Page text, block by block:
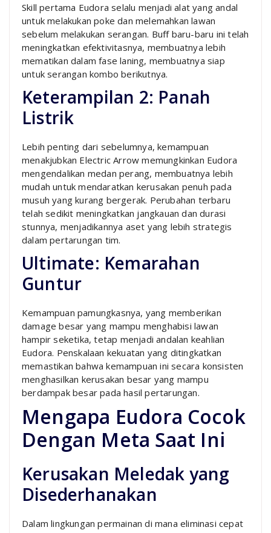
Skill pertama Eudora selalu menjadi alat yang andal
untuk melakukan poke dan melemahkan lawan
sebelum melakukan serangan. Buff baru-baru ini telah
meningkatkan efektivitasnya, membuatnya lebih
mematikan dalam fase laning, membuatnya siap
untuk serangan kombo berikutnya.
Keterampilan 2: Panah
Listrik
Lebih penting dari sebelumnya, kemampuan
menakjubkan Electric Arrow memungkinkan Eudora
mengendalikan medan perang, membuatnya lebih
mudah untuk mendaratkan kerusakan penuh pada
musuh yang kurang bergerak. Perubahan terbaru
telah sedikit meningkatkan jangkauan dan durasi
stunnya, menjadikannya aset yang lebih strategis
dalam pertarungan tim.
Ultimate: Kemarahan
Guntur
Kemampuan pamungkasnya, yang memberikan
damage besar yang mampu menghabisi lawan
hampir seketika, tetap menjadi andalan keahlian
Eudora. Penskalaan kekuatan yang ditingkatkan
memastikan bahwa kemampuan ini secara konsisten
menghasilkan kerusakan besar yang mampu
berdampak besar pada hasil pertarungan.
Mengapa Eudora Cocok
Dengan Meta Saat Ini
Kerusakan Meledak yang
Disederhanakan
Dalam lingkungan permainan di mana eliminasi cepat